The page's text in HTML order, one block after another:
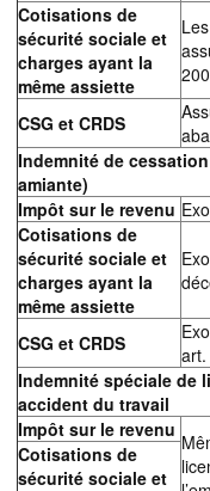
Cotisations de
sécurité sociale et
charges ayant la
même assiette
CSG et CRDS
Indemnité de
amiante)
Impôt sur le revenu
Cotisations de
sécurité sociale et
charges ayant la
même assiette
CSG et CRDS
art.
Indemnité spéciale de
accident du travail
Impôt sur le revenu
Cotisations de
sécurité sociale et